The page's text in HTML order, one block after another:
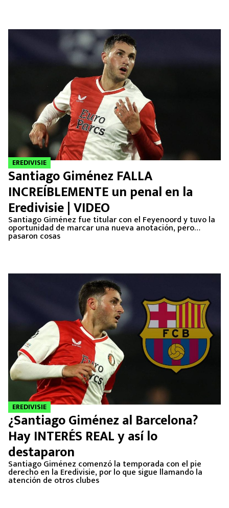
EREDIVISIE
Santiago Giménez FALLA
INCREÍBLEMENTE un penal en la
Eredivisie | VIDEO
Santiago Giménez fue titular con el Feyenoord y tuvo la
oportunidad de marcar una nueva anotación, pero…
pasaron cosas
EREDIVISIE
¿Santiago Giménez al Barcelona?
Hay INTERÉS REAL y así lo
destaparon
Santiago Giménez comenzó la temporada con el pie
derecho en la Eredivisie, por lo que sigue llamando la
atención de otros clubes